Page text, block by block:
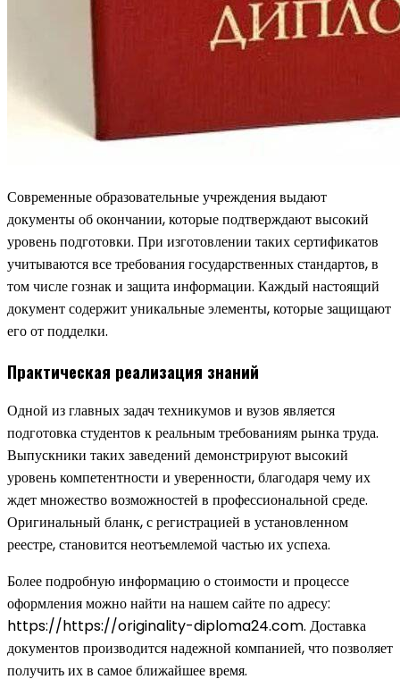
Современные образовательные учреждения выдают
документы об окончании, которые подтверждают высокий
уровень подготовки. При изготовлении таких сертификатов
учитываются все требования государственных стандартов, в
том числе гознак и защита информации. Каждый настоящий
документ содержит уникальные элементы, которые защищают
его от подделки.
Практическая реализация знаний
Одной из главных задач техникумов и вузов является
подготовка студентов к реальным требованиям рынка труда.
Выпускники таких заведений демонстрируют высокий
уровень компетентности и уверенности, благодаря чему их
ждет множество возможностей в профессиональной среде.
Оригинальный бланк, с регистрацией в установленном
реестре, становится неотъемлемой частью их успеха.
Более подробную информацию о стоимости и процессе
оформления можно найти на нашем сайте по адресу:
https://https://originality-diploma24.com. Доставка
документов производится надежной компанией, что позволяет
получить их в самое ближайшее время.